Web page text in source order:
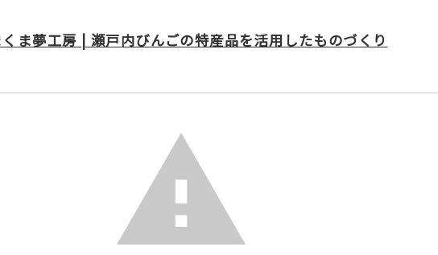
ま夢工房 | 瀬戸内びんごの特産品を活用したものづくり